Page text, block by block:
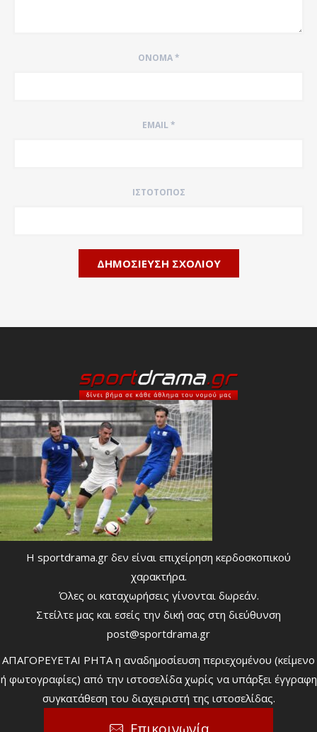
ΌΝΟΜΑ*
EMAIL*
ΙΣΤΌΤΟΠΟΣ
Η sportdrama.gr δεν είναι επιχείρηση κερδοσκοπικού
χαρακτήρα.
Όλες οι καταχωρήσεις γίνονται δωρεάν.
Στείλτε μας και εσείς την δική σας στη διεύθυνση
post@sportdrama.gr
ΑΠΑΓΟΡΕΥΕΤΑΙ ΡΗΤΑ η αναδημοσίευση περιεχομένου (κείμενο
ή φωτογραφίες) από την ιστοσελίδα χωρίς να υπάρξει έγγραφη
συγκατάθεση του διαχειριστή της ιστοσελίδας.